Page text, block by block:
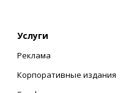
Услуги
Реклама
Корпоративные издания